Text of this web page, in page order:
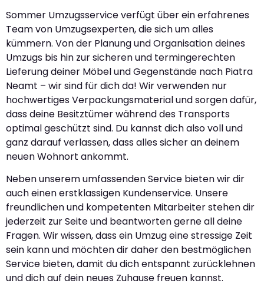
Sommer Umzugsservice verfügt über ein erfahrenes
Team von Umzugsexperten, die sich um alles
kümmern. Von der Planung und Organisation deines
Umzugs bis hin zur sicheren und termingerechten
Lieferung deiner Möbel und Gegenstände nach Piatra
Neamt – wir sind für dich da! Wir verwenden nur
hochwertiges Verpackungsmaterial und sorgen dafür,
dass deine Besitztümer während des Transports
optimal geschützt sind. Du kannst dich also voll und
ganz darauf verlassen, dass alles sicher an deinem
neuen Wohnort ankommt.
Neben unserem umfassenden Service bieten wir dir
auch einen erstklassigen Kundenservice. Unsere
freundlichen und kompetenten Mitarbeiter stehen dir
jederzeit zur Seite und beantworten gerne all deine
Fragen. Wir wissen, dass ein Umzug eine stressige Zeit
sein kann und möchten dir daher den bestmöglichen
Service bieten, damit du dich entspannt zurücklehnen
und dich auf dein neues Zuhause freuen kannst.